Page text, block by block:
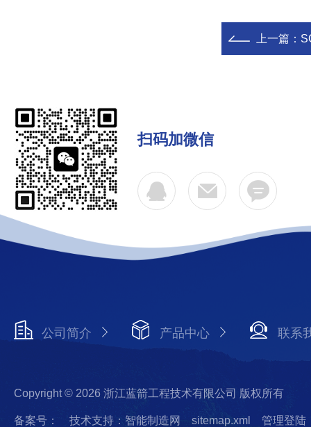
上一篇：
扫码加微信
公司简介 产品中心 联系
Copyright © 2026 浙江蓝箭工程技术有限公司 版权所有
备案号： 技术支持：智能制造网 sitemap.xml 管理登陆